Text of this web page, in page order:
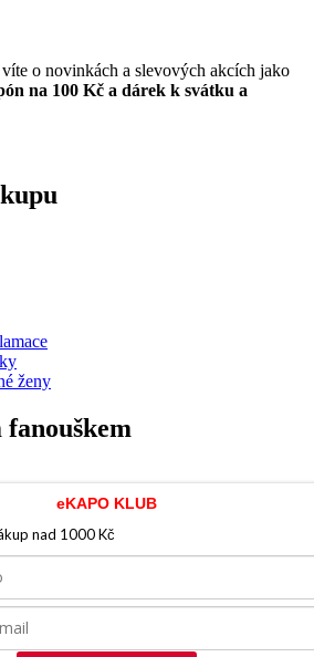
o novinkách a slevových akcích jako
na 100 Kč a dárek k svátku a
ženy
fanouškem
eKAPO KLUB
nad 1000 Kč